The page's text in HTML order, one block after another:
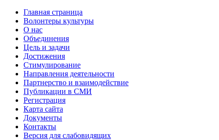
Главная страница
Волонтеры культуры
О нас
Объединения
Цель и задачи
Достижения
Стимулирование
Направления деятельности
Партнерство и взаимодействие
Публикации в СМИ
Регистрация
Карта сайта
Документы
Контакты
Версия для слабовидящих